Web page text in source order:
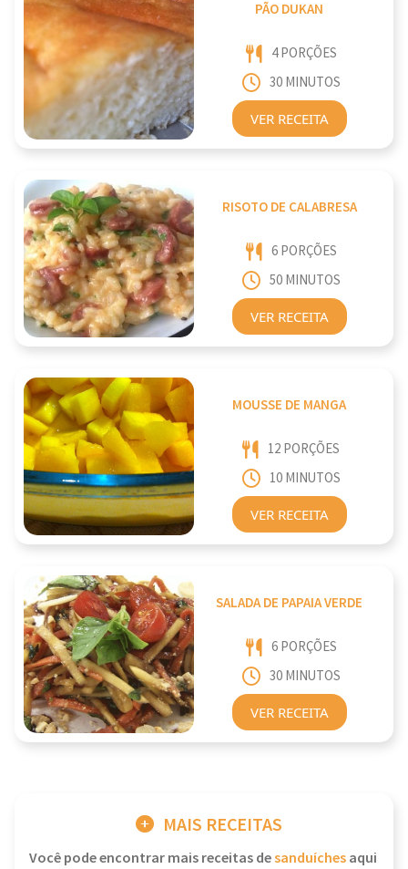
PÃO DUKAN
4 PORÇÕES
30 MINUTOS
VER RECEITA
RISOTO DE CALABRESA
6 PORÇÕES
50 MINUTOS
VER RECEITA
MOUSSE DE MANGA
12 PORÇÕES
10 MINUTOS
VER RECEITA
SALADA DE PAPAIA VERDE
6 PORÇÕES
30 MINUTOS
VER RECEITA
MAIS RECEITAS
Você pode encontrar mais receitas desanduíchesaqui